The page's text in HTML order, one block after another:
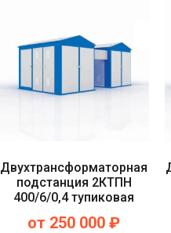
Двухтрансформаторная
подстанция 2КТПН
400/6/0,4 тупиковая
от 250 000₽